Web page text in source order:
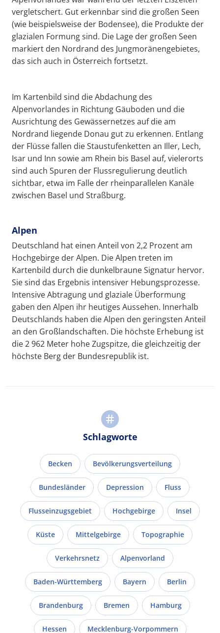
vergletschert. Gut erkennbar sind die großen Seen
(wie beispielsweise der Bodensee), die Produkte der
glazialen Formung sind. Die Lage der großen Seen
markiert den Nordrand des Jungmoränengebietes,
das sich auch in Österreich fortsetzt.
Im Kartenbild sind die Abdachung des
Alpenvorlandes in Richtung Gäuboden und die
Ausrichtung des Gewässernetzes auf die am
Nordrand liegende Donau gut zu erkennen. Entlang
der Flüsse fallen die Staustufenketten an Iller, Lech,
Isar und Inn sowie am Rhein bis Basel auf, vielerorts
sind auch Spuren der Flussregulierung deutlich
sichtbar, etwa im Falle der rheinparallelen Kanäle
zwischen Basel und Straßburg.
Alpen
Deutschland hat einen Anteil von 2,2 Prozent am
Hochgebirge der Alpen. Die Alpen treten im
Kartenbild durch die dunkelbraune Signatur hervor.
Sie sind das Ergebnis intensiver Hebungsprozesse.
Intensive Abtragung und glaziale Überformung
gaben den Alpen ihr heutiges Aussehen. Innerhalb
Deutschlands haben die Alpen den geringsten Anteil
an den Großlandschaften. Die höchste Erhebung ist
die 2 962 Meter hohe Zugspitze, die gleichzeitig der
höchste Berg der Bundesrepublik ist.
Schlagworte
Becken Bevölkerungsverteilung
Bundesländer Depression Fluss
Flusseinzugsgebiet Hochgebirge Insel
Küste Mittelgebirge Topographie
Verkehrsnetz Alpenvorland
Baden-Württemberg Bayern Berlin
Brandenburg Bremen Hamburg
Hessen Mecklenburg-Vorpommern